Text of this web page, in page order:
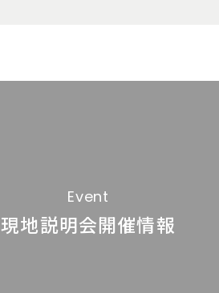
Event
現地説明会開催情報